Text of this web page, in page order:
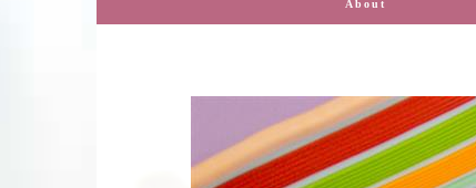
About